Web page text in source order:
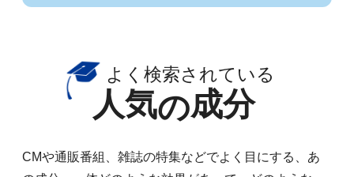
よく検索されている
人気の成分
CMや通販番組、雑誌の特集などでよく目にする、あ